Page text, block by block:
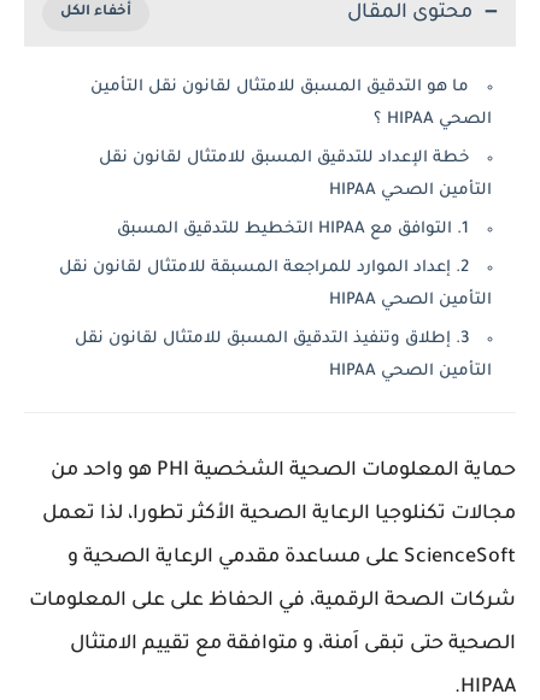
محتوى المقال
ما هو التدقيق المسبق للامتثال لقانون نقل التأمين
الصحي HIPAA ؟
خطة الإعداد للتدقيق المسبق للامتثال لقانون نقل
التأمين الصحي HIPAA
1. التوافق مع HIPAA التخطيط للتدقيق المسبق
2. إعداد الموارد للمراجعة المسبقة للامتثال لقانون نقل
التأمين الصحي HIPAA
3. إطلاق وتنفيذ التدقيق المسبق للامتثال لقانون نقل
التأمين الصحي HIPAA
حماية المعلومات الصحية الشخصية PHI هو واحد من
مجالات تكنلوجيا الرعاية الصحية الأكثر تطورا، لذا تعمل
ScienceSoft على مساعدة مقدمي الرعاية الصحية و
شركات الصحة الرقمية، في الحفاظ على على المعلومات
الصحية حتى تبقى اَمنة، و متوافقة مع تقييم الامتثال
HIPAA.